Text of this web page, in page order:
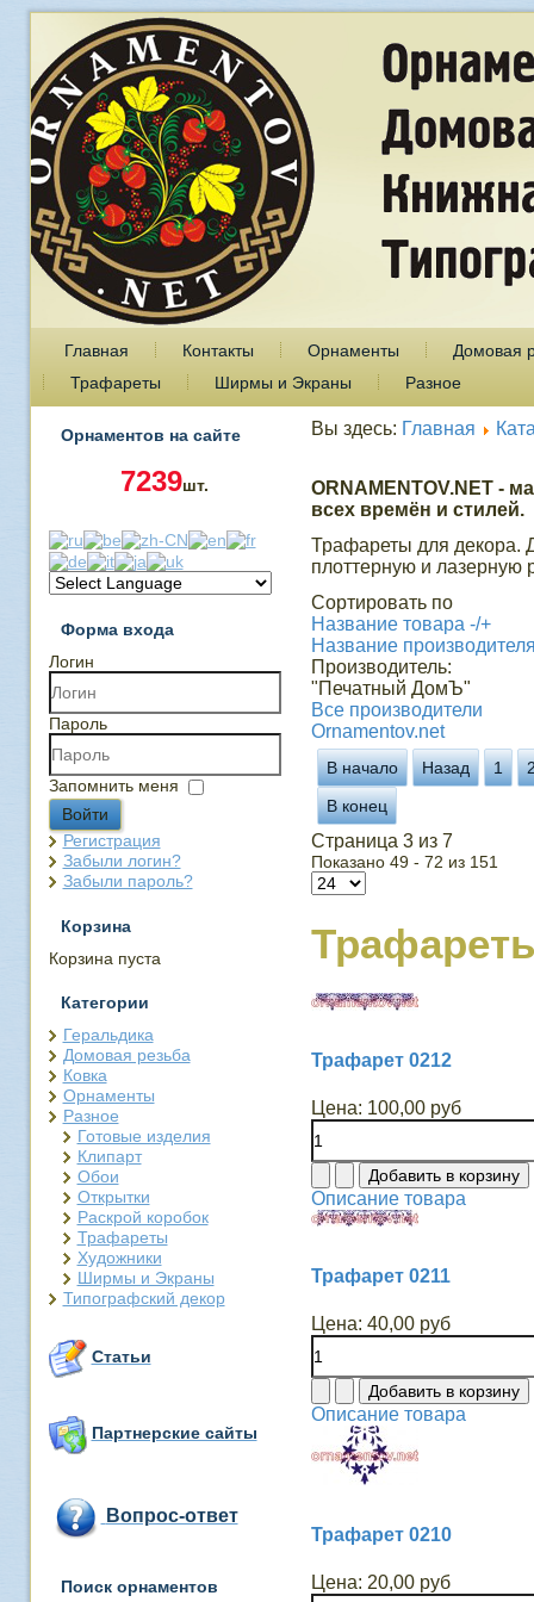
Главная Контакты Орнаменты
Домовая
Трафареты
Ширмы и Экраны Разное
Орнаментов на сайте
7239шт.
Форма входа
Логин
Пароль
Запомнить меня
Войти
Регистрация
Забыли логин?
Забыли пароль?
Корзина
Корзина пуста
Категории
Геральдика
Домовая резьба
Ковка
Орнаменты
Разное
Готовые изделия
Клипарт
Обои
Открытки
Раскрой коробок
Трафареты
Художники
Ширмы и Экраны
Типографский декор
Статьи
Партнерские сайты
Вопрос-ответ
Поиск орнаментов
Вы здесь: Главная
ORNAMENTOV.NET -
всех времён и стилей.
Трафареты для декора.
плоттерную и лазерную
Сортировать по
Название товара -/+
Название
Производитель:
"Печатный ДомЪ"
Все производители
Ornamentov.net
В начало Назад 1
В конец
Страница 3 из 7
Показано 49 - 72 из 151
Трафарет 0212
Цена: 100,00 руб
Описание товара
Трафарет 0211
Цена: 40,00 руб
Описание товара
Трафарет 0210
Цена: 20,00 руб